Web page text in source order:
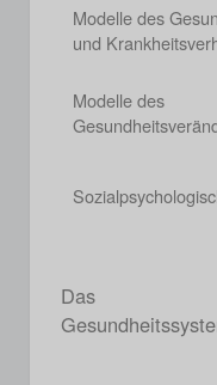
Modelle des
und
Modelle des
Das